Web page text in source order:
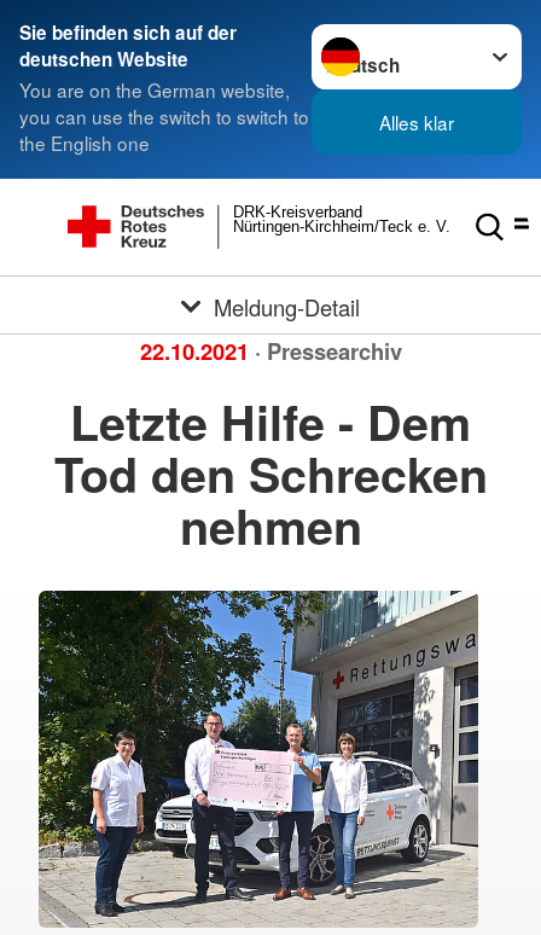
Sie befinden sich auf der
deutschen Website
You are on the German website,
you can use the switch to switch to
the English one
Sprache wechseln zu
Alles klar
Nürtingen-Kirchheim/Teck e. V.
DRK-Kreisverband
Meldung-Detail
22.10.2021 · Pressearchiv
Letzte Hilfe - Dem
Tod den Schrecken
nehmen